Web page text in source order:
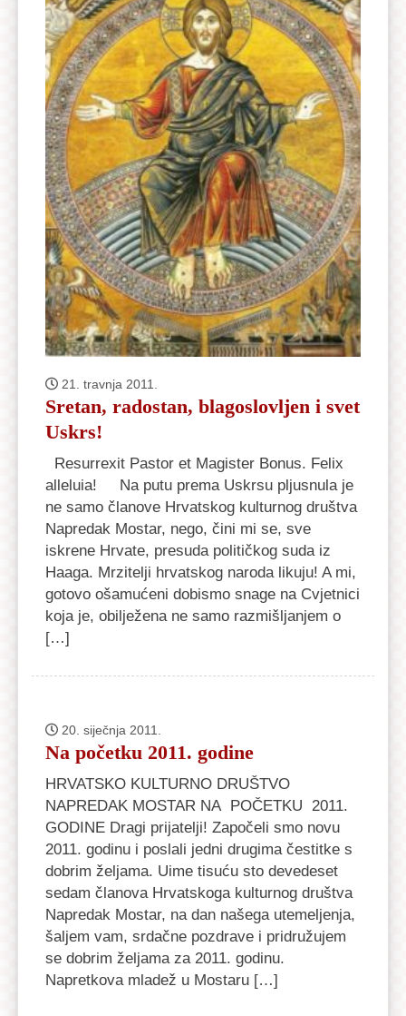
21. travnja 2011.
Sretan, radostan, blagoslovljen i svet
Uskrs!
Resurrexit Pastor et Magister Bonus. Felix
alleluia! Na putu prema Uskrsu pljusnula je
ne samo članove Hrvatskog kulturnog društva
Napredak Mostar, nego, čini mi se, sve
iskrene Hrvate, presuda političkog suda iz
Haaga. Mrzitelji hrvatskog naroda likuju! A mi,
gotovo ošamućeni dobismo snage na Cvjetnici
koja je, obilježena ne samo razmišljanjem o
[…]
20. siječnja 2011.
Na početku 2011. godine
HRVATSKO KULTURNO DRUŠTVO
NAPREDAK MOSTAR NA POČETKU 2011.
GODINE Dragi prijatelji! Započeli smo novu
2011. godinu i poslali jedni drugima čestitke s
dobrim željama. Uime tisuću sto devedeset
sedam članova Hrvatskoga kulturnog društva
Napredak Mostar, na dan našega utemeljenja,
šaljem vam, srdačne pozdrave i pridružujem
se dobrim željama za 2011. godinu.
Napretkova mladež u Mostaru […]